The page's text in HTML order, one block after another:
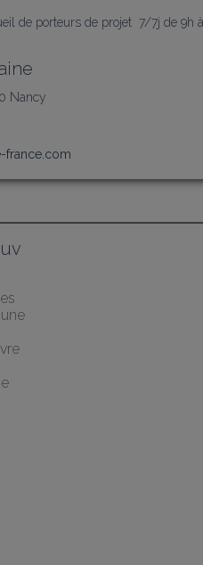
de porteurs de projet  7/7j de 9h
Nancy
france.com